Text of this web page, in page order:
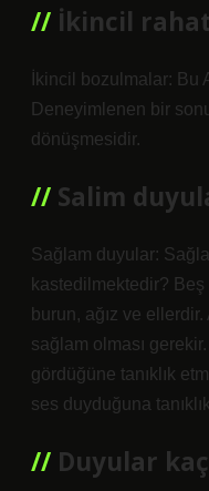
İkincil
İkincil bozulmalar: Bu
Deneyimlenen bir
dönüşmesidir.
Salim
Sağlam duyular:
kastedilmektedir? Beş
burun, ağız ve
sağlam olması
gördüğüne tanıklık
ses duyduğuna
Duyular